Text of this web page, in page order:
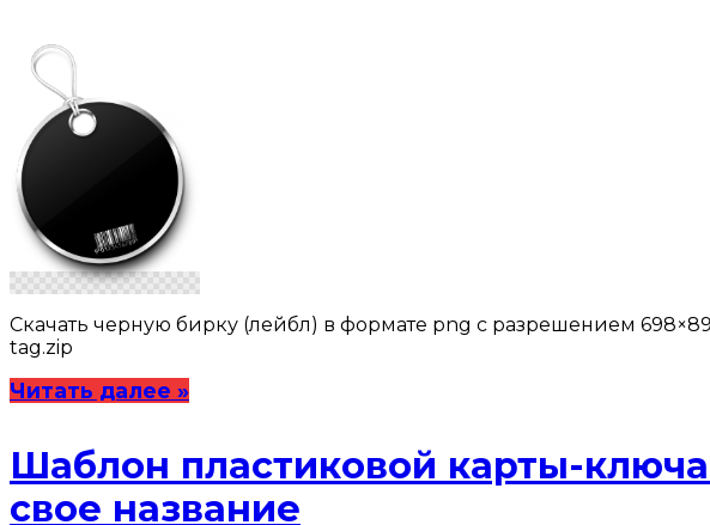
Скачать черную бирку (лейбл) в формате png с разрешением
tag.zip
Читать далее »
Шаблон пластиковой карты-
свое название